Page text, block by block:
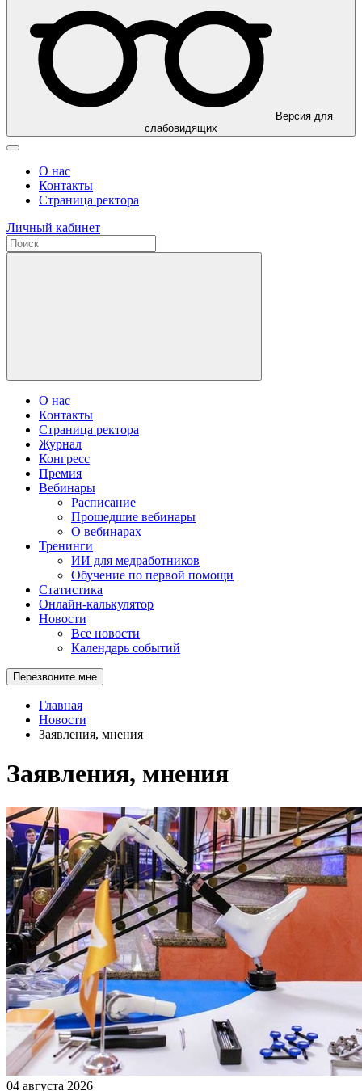
Версия для
слабовидящих
О нас
Контакты
Страница ректора
Личный кабинет
О нас
Контакты
Страница ректора
Журнал
Конгресс
Премия
Вебинары
Расписание
Прошедшие вебинары
О вебинарах
Тренинги
ИИ для медработников
Обучение по первой помощи
Статистика
Онлайн-калькулятор
Новости
Все новости
Календарь событий
Перезвоните мне
Главная
Новости
Заявления, мнения
Заявления, мнения
04 августа 2026